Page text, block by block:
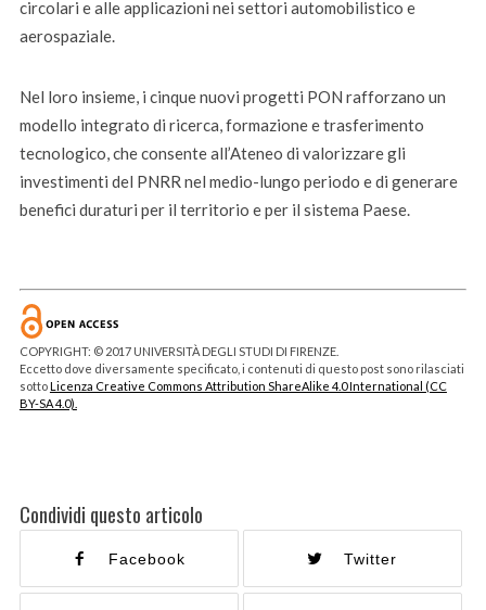
circolari e alle applicazioni nei settori automobilistico e
aerospaziale.
Nel loro insieme, i cinque nuovi progetti PON rafforzano un
modello integrato di ricerca, formazione e trasferimento
tecnologico, che consente all’Ateneo di valorizzare gli
investimenti del PNRR nel medio-lungo periodo e di generare
benefici duraturi per il territorio e per il sistema Paese.
COPYRIGHT: © 2017 UNIVERSITÀ DEGLI STUDI DI FIRENZE.
Eccetto dove diversamente specificato, i contenuti di questo post sono rilasciati
sottoLicenza Creative Commons Attribution ShareAlike 4.0 International (CC
BY-SA 4.0).
Condividi questo articolo
Facebook Twitter